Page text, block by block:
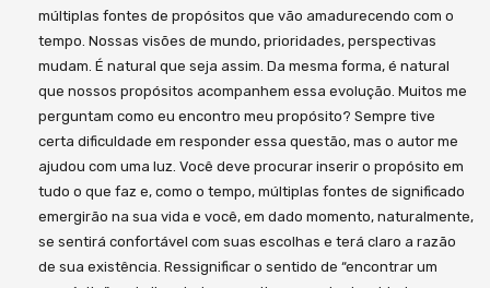
múltiplas fontes de propósitos que vão amadurecendo com o
tempo. Nossas visões de mundo, prioridades, perspectivas
mudam. É natural que seja assim. Da mesma forma, é natural
que nossos propósitos acompanhem essa evolução. Muitos me
perguntam como eu encontro meu propósito? Sempre tive
certa dificuldade em responder essa questão, mas o autor me
ajudou com uma luz. Você deve procurar inserir o propósito em
tudo o que faz e, como o tempo, múltiplas fontes de significado
emergirão na sua vida e você, em dado momento, naturalmente,
se sentirá confortável com suas escolhas e terá claro a razão
de sua existência. Ressignificar o sentido de “encontrar um